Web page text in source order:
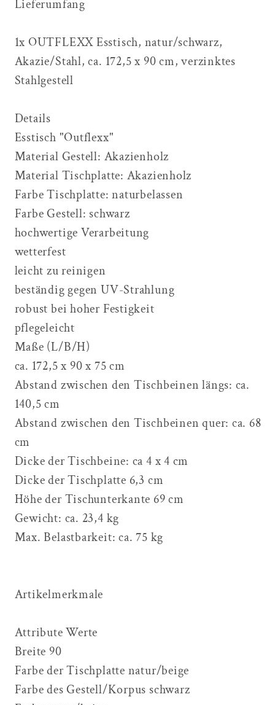
Lieferumfang
1x OUTFLEXX Esstisch, natur/schwarz,
Akazie/Stahl, ca. 172,5 x 90 cm, verzinktes
Stahlgestell
Details
Esstisch "Outflexx"
Material Gestell: Akazienholz
Material Tischplatte: Akazienholz
Farbe Tischplatte: naturbelassen
Farbe Gestell: schwarz
hochwertige Verarbeitung
wetterfest
leicht zu reinigen
beständig gegen UV-Strahlung
robust bei hoher Festigkeit
pflegeleicht
Maße (L/B/H)
ca. 172,5 x 90 x 75 cm
Abstand zwischen den Tischbeinen längs: ca.
140,5 cm
Abstand zwischen den Tischbeinen quer: ca. 68
cm
Dicke der Tischbeine: ca 4 x 4 cm
Dicke der Tischplatte 6,3 cm
Höhe der Tischunterkante 69 cm
Gewicht: ca. 23,4 kg
Max. Belastbarkeit: ca. 75 kg
Artikelmerkmale
Attribute Werte
Breite 90
Farbe der Tischplatte natur/beige
Farbe des Gestell/Korpus schwarz